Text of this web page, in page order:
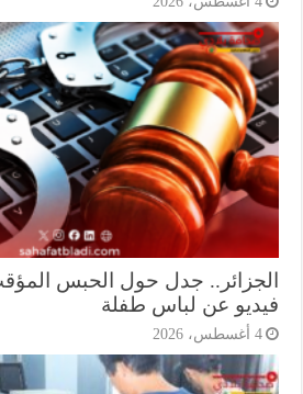
جدل حول الحبس المؤقت
عن لباس طفلة